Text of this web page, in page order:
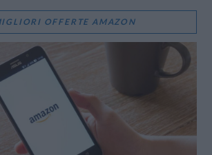
OFFERTE AMAZON